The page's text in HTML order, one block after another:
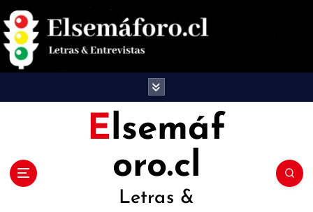
a
Elsemáf
oro.cl
Letras &